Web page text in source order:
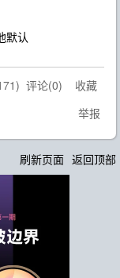
默认
) 评论(0) 收藏
举报
刷新页面 返回顶部